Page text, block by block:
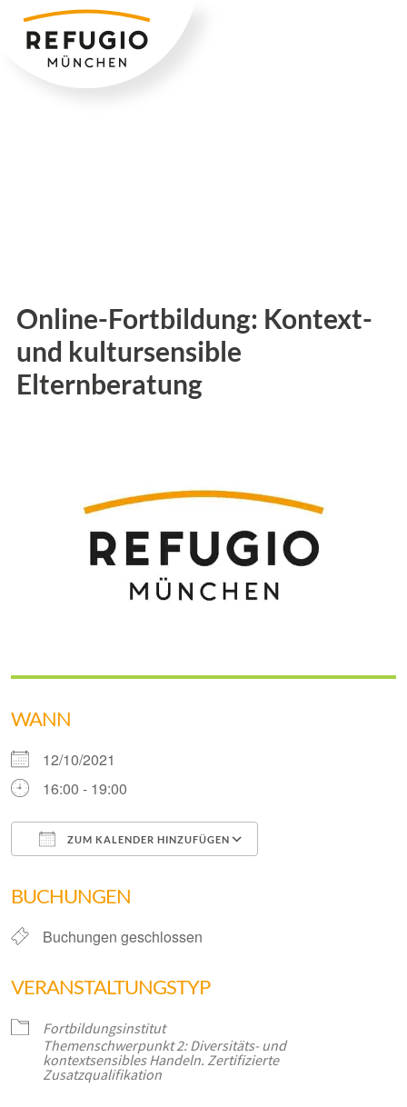
Zum
Inhalt
springen
Online-Fortbildung: Kontext-
und kultursensible
Elternberatung
WANN
12/10/2021
16:00 - 19:00
ZUM KALENDER HINZUFÜGEN
BUCHUNGEN
Buchungen geschlossen
VERANSTALTUNGSTYP
Fortbildungsinstitut
Themenschwerpunkt 2: Diversitäts- und
kontextsensibles Handeln. Zertifizierte
Zusatzqualifikation